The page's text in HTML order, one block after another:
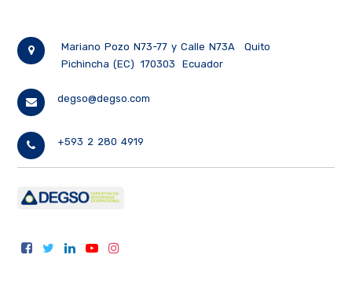
Mariano Pozo N73-77 y Calle N73A
Quito
Pichincha (EC)
170303 Ecuador
degso@degso.com
+593 2 280 4919